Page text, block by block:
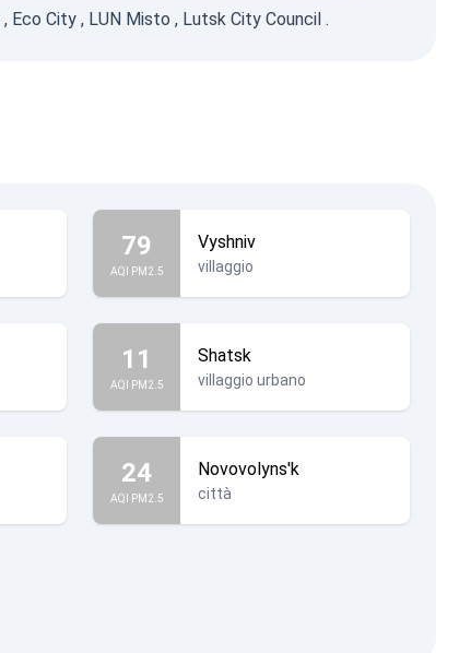
, Eco City , LUN Misto , Lutsk City Council .
79
AQI PM2.5
Vyshniv
villaggio
11
AQI PM2.5
Shatsk
villaggio urbano
24
AQI PM2.5
Novovolyns'k
città